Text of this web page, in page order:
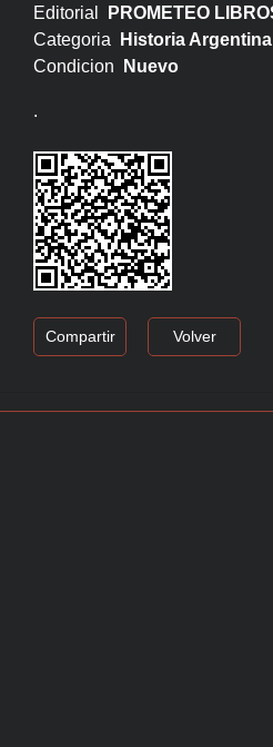
Editorial
PROMETEO
Categoria
Historia Argentina
Condicion
Nuevo
.
Compartir Volver